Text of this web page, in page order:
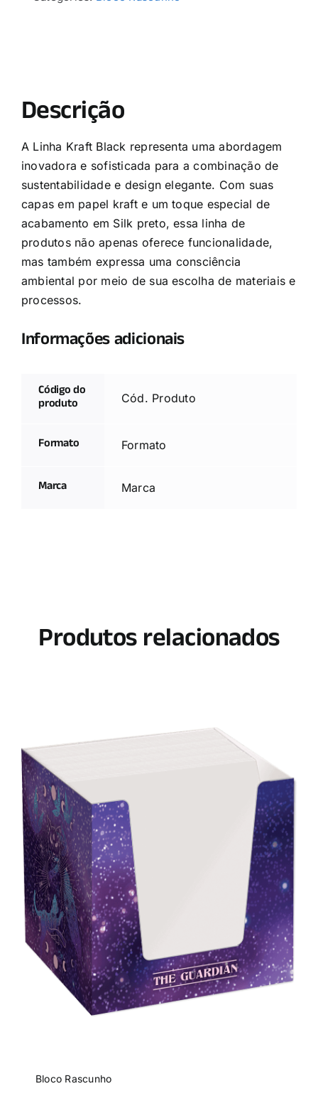
Descrição
A Linha Kraft Black representa uma abordagem
inovadora e sofisticada para a combinação de
sustentabilidade e design elegante. Com suas
capas em papel kraft e um toque especial de
acabamento em Silk preto, essa linha de
produtos não apenas oferece funcionalidade,
mas também expressa uma consciência
ambiental por meio de sua escolha de materiais e
processos.
Informações adicionais
Código do
produto Cód. Produto
Formato Formato
Marca Marca
Produtos relacionados
Bloco Rascunho